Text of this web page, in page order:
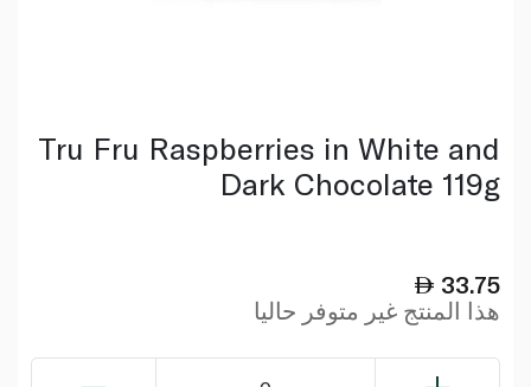
Tru Fru Raspberries in White and
Dark Chocolate 119g
33.75
هذا المنتج غير متوفر حاليا